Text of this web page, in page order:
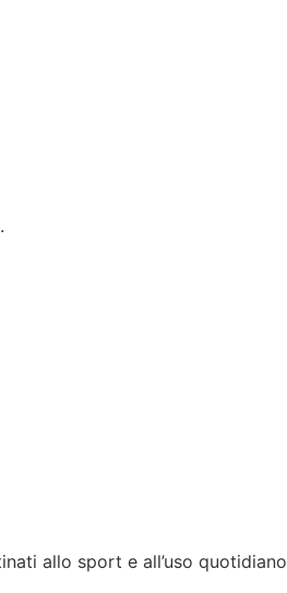
allo sport e all’uso quotidiano